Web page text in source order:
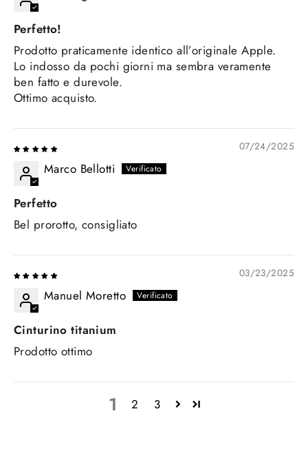
Perfetto!
Prodotto praticamente identico all’originale Apple.
Lo indosso da pochi giorni ma sembra veramente
ben fatto e durevole.
Ottimo acquisto.
07/24/2025
Marco Bellotti
Perfetto
Bel prorotto, consigliato
03/23/2025
Manuel Moretto
Cinturino titanium
Prodotto ottimo
1 2 3